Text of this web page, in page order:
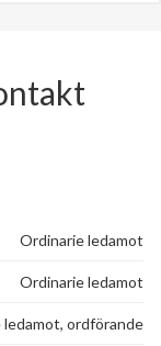
Ordinarie ledamot
Ordinarie ledamot
ledamot, ordförande